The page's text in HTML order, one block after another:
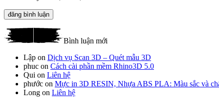
Bình luận mới
Lập on Dịch vụ Scan 3D – Quét mẫu 3D
phuc on Cách cài phần mềm Rhino3D 5.0
Qui on Liên hệ
phước on Mực in 3D RESIN, Nhựa ABS PLA: Màu sắc và
Long on Liên hệ